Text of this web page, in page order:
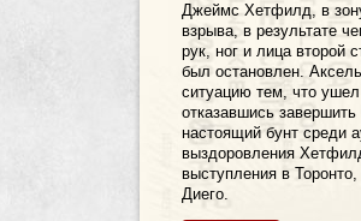
Джеймс Хетфилд, в
взрыва, в результате
рук, ног и лица второй
был остановлен.
ситуацию тем, что
отказавшись
настоящий бунт среди
выздоровления
выступления в
Диего.